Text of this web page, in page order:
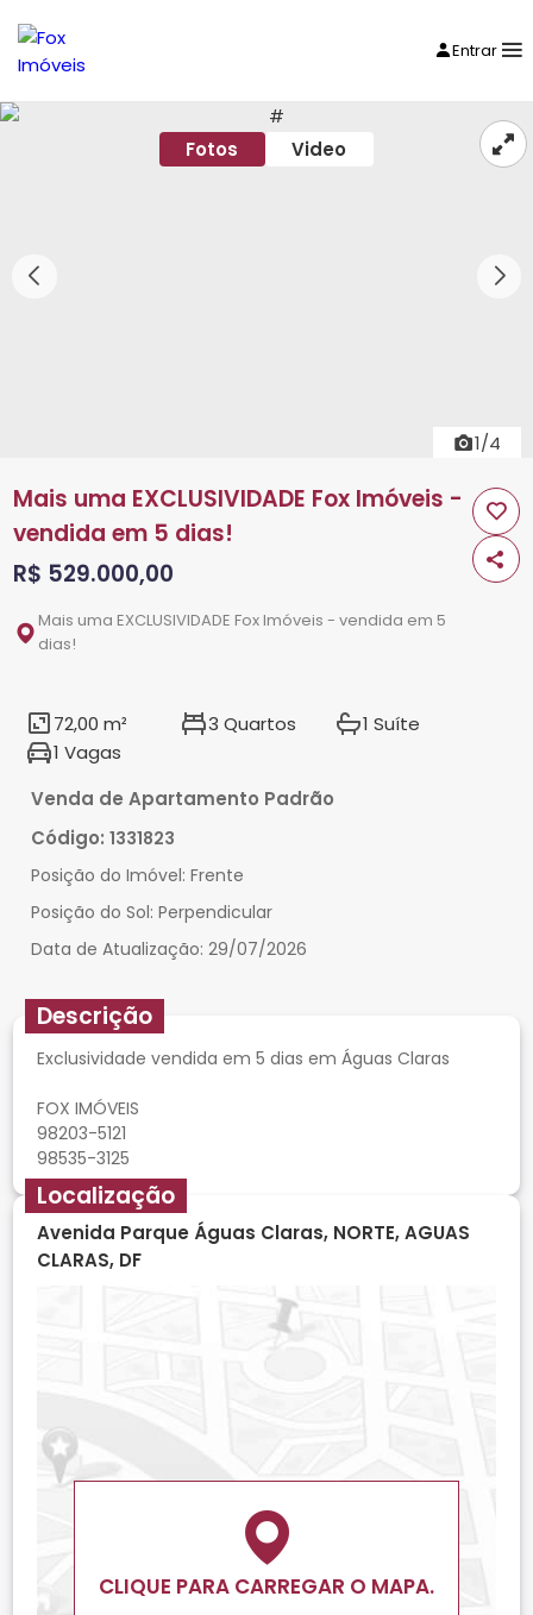
Entrar
1/4
Fotos Video
Mais uma EXCLUSIVIDADE Fox Imóveis -
vendida em 5 dias!
R$ 529.000,00
Mais uma EXCLUSIVIDADE Fox Imóveis - vendida em 5
dias!
72,00 m² 3 Quartos
1 Suíte
1 Vagas
Venda de Apartamento Padrão
Código: 1331823
Posição do Imóvel: Frente
Posição do Sol: Perpendicular
Data de Atualização: 29/07/2026
Descrição
Exclusividade vendida em 5 dias em Águas Claras
FOX IMÓVEIS
98203-5121
Localização
Avenida Parque Águas Claras, NORTE, AGUAS
CLARAS, DF
CLIQUE PARA CARREGAR O MAPA.